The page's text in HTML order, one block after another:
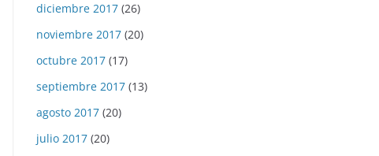
diciembre 2017 (26)
noviembre 2017 (20)
octubre 2017 (17)
septiembre 2017 (13)
agosto 2017 (20)
julio 2017 (20)